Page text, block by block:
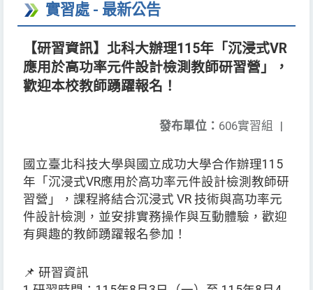
實習處 - 最新公告
【研習資訊】北科大辦理115年「沉浸式VR
應用於高功率元件設計檢測教師研習營」，
歡迎本校教師踴躍報名！
發布單位： 606實習組 |
國立臺北科技大學與國立成功大學合作辦理115
年「沉浸式VR應用於高功率元件設計檢測教師研
習營」，課程將結合沉浸式 VR 技術與高功率元
件設計檢測，並安排實務操作與互動體驗，歡迎
有興趣的教師踴躍報名參加！
📌 研習資訊